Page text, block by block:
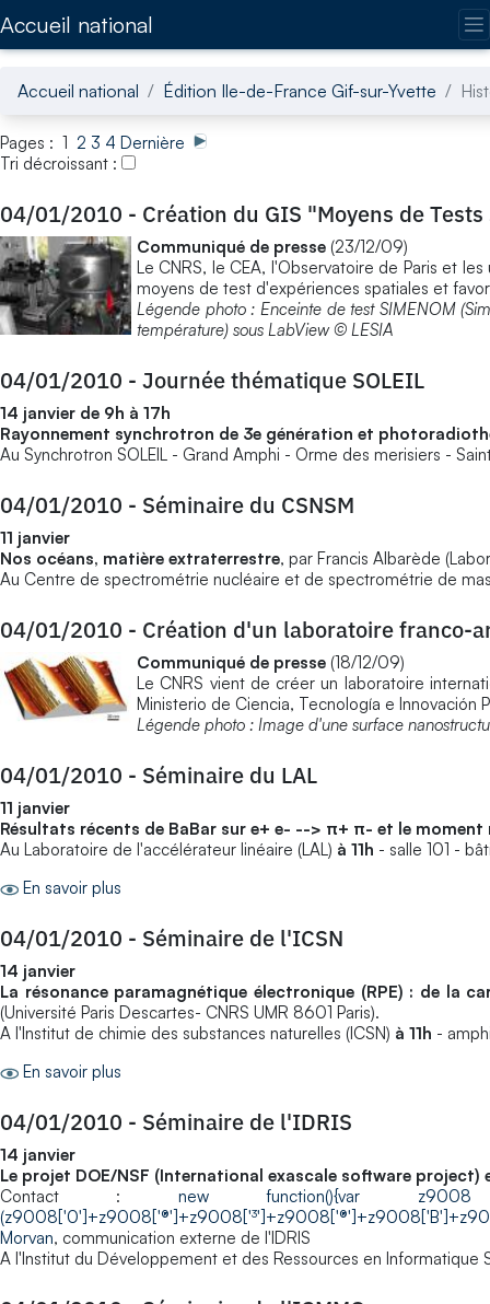
Accueil national
Accueil national Édition Ile-de-France Gif-sur-Yvette
Pages : 1 2 3 4 Dernière
Tri décroissant :
04/01/2010 - Création du GIS "Moyens de
Communiqué de presse (23/12/09)
Le CNRS, le CEA, l'Observatoire de Paris et
moyens de test d'expériences spatiales et
Légende photo : Enceinte de test SIMENOM
température) sous LabView © LESIA
04/01/2010 - Journée thématique SOLEIL
14 janvier de 9h à 17h
Rayonnement synchrotron de 3e génération et
Au Synchrotron SOLEIL - Grand Amphi - Orme des merisiers -
04/01/2010 - Séminaire du CSNSM
11 janvier
Nos océans, matière extraterrestre, par Francis Albarède
Au Centre de spectrométrie nucléaire et de spectrométrie de
04/01/2010 - Création d'un laboratoire franco-
Communiqué de presse (18/12/09)
Le CNRS vient de créer un laboratoire
Ministerio de Ciencia, Tecnología e Innovación
Légende photo : Image d'une surface
04/01/2010 - Séminaire du LAL
11 janvier
Résultats récents de BaBar sur e+ e- --> π+ π- et le
Au Laboratoire de l'accélérateur linéaire (LAL) à 11h - salle 101 -
En savoir plus
04/01/2010 - Séminaire de l'ICSN
14 janvier
La résonance paramagnétique électronique (RPE) : de la
(Université Paris Descartes- CNRS UMR 8601 Paris).
A l'Institut de chimie des substances naturelles (ICSN) à 11h -
En savoir plus
04/01/2010 - Séminaire de l'IDRIS
14 janvier
Le projet DOE/NSF (International exascale software
Contact : new function(){var z9008 = new
Morvan, communication externe de l'IDRIS
A l'Institut du Développement et des Ressources en Informatique